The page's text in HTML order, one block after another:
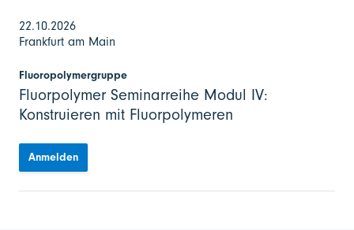
22.10.2026
Frankfurt am Main
Fluoropolymergruppe
Fluorpolymer Seminarreihe Modul IV:
Konstruieren mit Fluorpolymeren
Anmelden